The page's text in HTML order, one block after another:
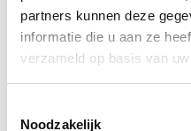
partners kunnen deze
informatie die u aan ze
verzameld op basis van
Noodzakelijk
Hulp nodig bij